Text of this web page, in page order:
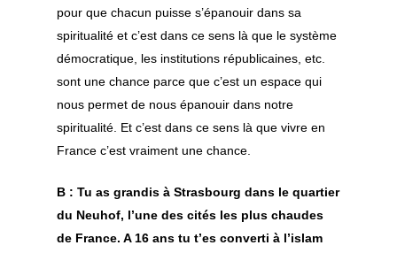
pour que chacun puisse s’épanouir dans sa
spiritualité et c’est dans ce sens là que le système
démocratique, les institutions républicaines, etc.
sont une chance parce que c’est un espace qui
nous permet de nous épanouir dans notre
spiritualité. Et c’est dans ce sens là que vivre en
France c’est vraiment une chance.
B : Tu as grandis à Strasbourg dans le quartier
du Neuhof, l’une des cités les plus chaudes
de France. A 16 ans tu t’es converti à l’islam